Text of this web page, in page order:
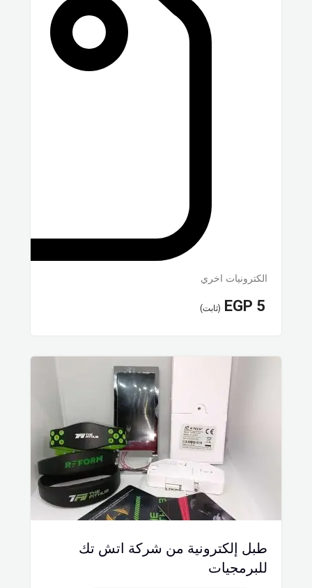
الكترونيات اخري
EGP 5 (ثابت)
طبل إلكترونية من شركة اتش تك
للبرمجيات